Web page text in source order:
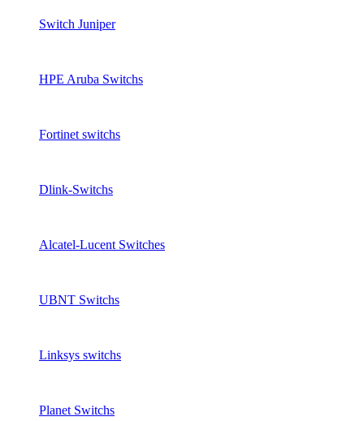
Switch Juniper
HPE Aruba Switchs
Fortinet switchs
Dlink-Switchs
Alcatel-Lucent Switches
UBNT Switchs
Linksys switchs
Planet Switchs